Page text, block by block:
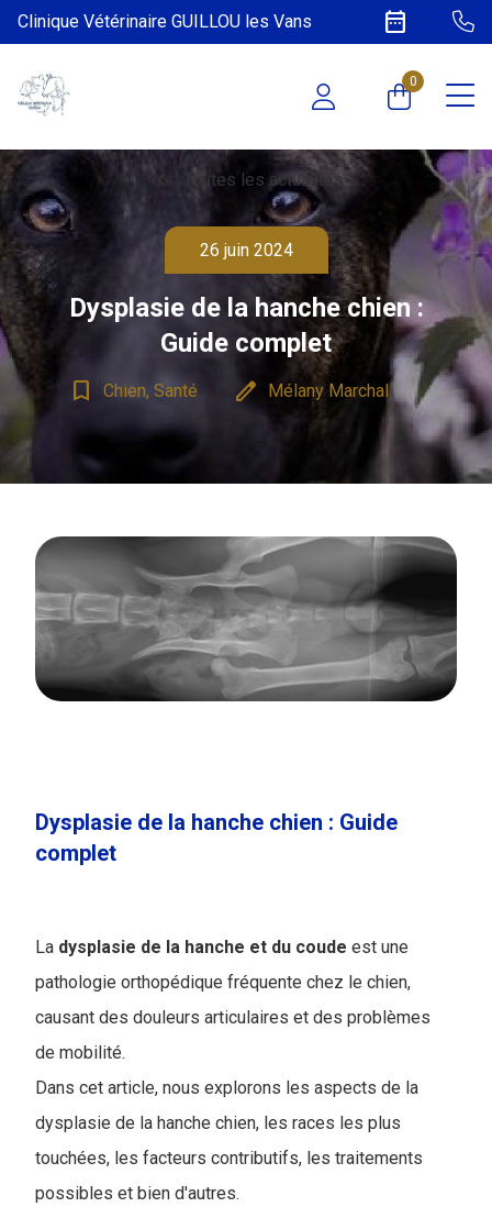
Clinique Vétérinaire GUILLOU les Vans date_range
0
chevron_left Toutes les actualités
26 juin 2024
Dysplasie de la hanche chien :
Guide complet
bookmark_border
Chien, Santé edit Mélany Marchal
Dysplasie de la hanche chien : Guide
complet
La dysplasie de la hanche et du coude est une
pathologie orthopédique fréquente chez le chien,
causant des douleurs articulaires et des problèmes
de mobilité.
Dans cet article, nous explorons les aspects de la
dysplasie de la hanche chien, les races les plus
touchées, les facteurs contributifs, les traitements
possibles et bien d'autres.